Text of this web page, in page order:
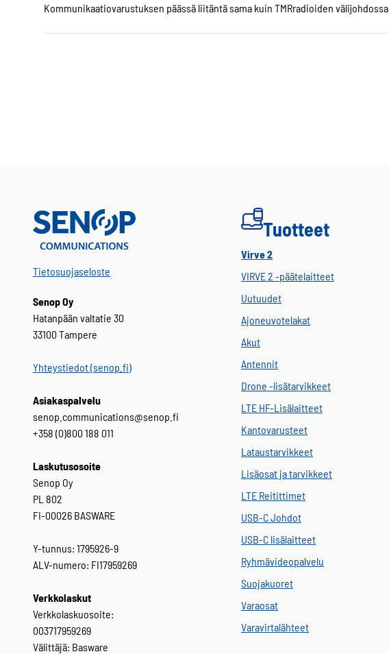
Kommunikaatiovarustuksen päässä liitäntä sama kuin TMRradioiden välijohdossa
Tietosuojaseloste
Senop Oy
Hatanpään valtatie 30
33100 Tampere
Yhteystiedot (senop.fi)
Asiakaspalvelu
senop.communications@senop.fi
+358 (0)800 188 011
Laskutusosoite
Senop Oy
PL 802
FI-00026 BASWARE
Y-tunnus: 1795926-9
ALV-numero: FI17959269
Verkkolaskut
Verkkolaskuosoite:
003717959269
Välittäjä: Basware
Tuotteet
Virve 2
VIRVE 2 -päätelaitteet
Uutuudet
Ajoneuvotelakat
Akut
Antennit
Drone -lisätarvikkeet
LTE HF-Lisälaitteet
Kantovarusteet
Lataustarvikkeet
Lisäosat ja tarvikkeet
LTE Reitittimet
USB-C Johdot
USB-C lisälaitteet
Ryhmävideopalvelu
Suojakuoret
Varaosat
Varavirtalähteet